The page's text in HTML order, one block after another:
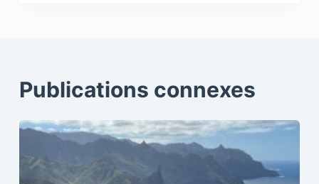
Publications connexes